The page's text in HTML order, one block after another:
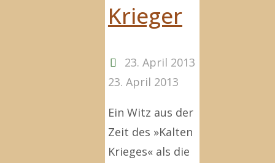
Krieger
23. April 2013
23. April 2013
Ein Witz aus der
Zeit des »Kalten
Krieges« als die